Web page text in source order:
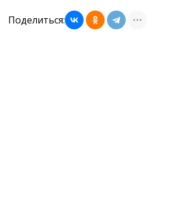
Поделиться: